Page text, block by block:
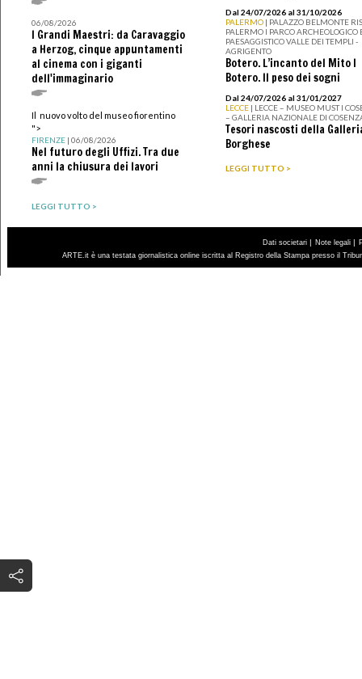
06/08/2026
I Grandi Maestri: da Caravaggio
a Herzog, cinque appuntamenti
al cinema con i giganti
dell'immaginario
Il nuovo volto del museo fiorentino
">
FIRENZE| 06/08/2026
Nel futuro degli Uffizi. Tra due
anni la chiusura dei lavori
LEGGI TUTTO >
Dal 24/07/2026 al 31/10/2026
PALERMO | PALAZZO BELMONTE
PALERMO I PARCO ARCHEOLOGICO
PAESAGGISTICO VALLE DEI TEMPLI -
AGRIGENTO
Botero. L’incanto del Mito I
Botero. Il peso dei sogni
Dal 24/07/2026 al 31/01/2027
LECCE | LECCE – MUSEO MUST I
– GALLERIA NAZIONALE DI
Tesori nascosti della
Borghese
LEGGI TUTTO >
Dati societari | Note legali |
ARTE.it è una testata giornalistica online iscritta al Registro della Stampa presso il